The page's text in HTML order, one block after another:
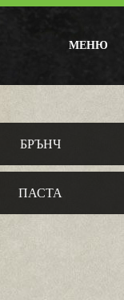
МЕНЮ
БРЪНЧ
ПАСТА